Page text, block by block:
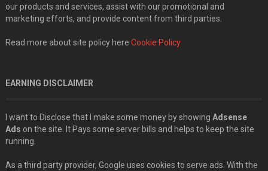
our products and services, assist with our promotional and
marketing efforts, and provide content from third parties.
Read more about site policy here Cookie Policy
EARNING DISCLAIMER
I want to Disclose that I make some money by showing Adsense
Ads on the site. It Pays some server bills and helps to keep the site
running.
As a third party provider, Google uses cookies to serve ads. With the